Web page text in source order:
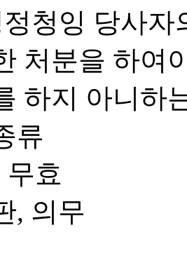
청잉 당사자
처분을 하여
하지 아니하
류